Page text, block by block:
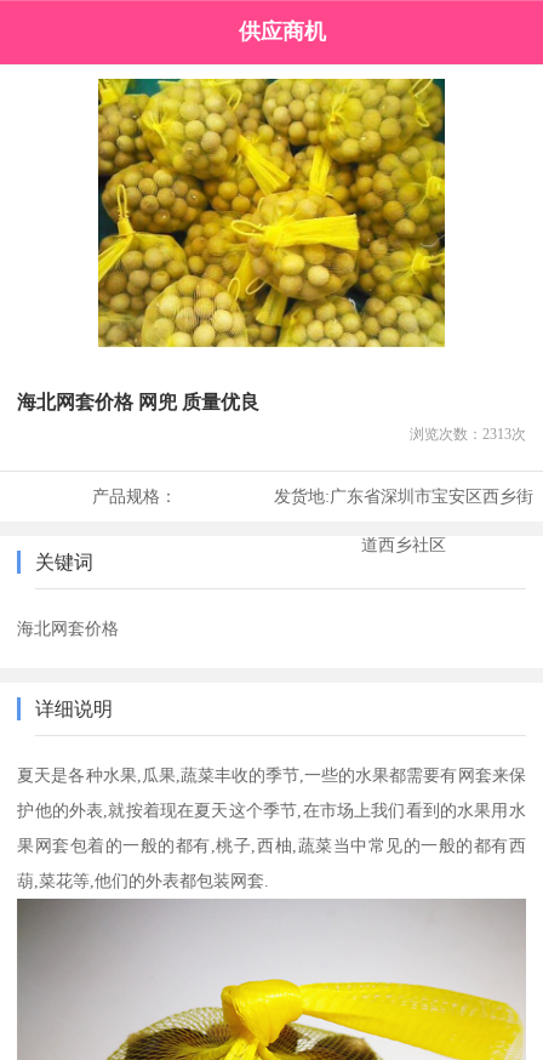
供应商机
海北网套价格 网兜 质量优良
浏览次数： 2313次
产品规格： 发货地:广东省深圳市宝安区西乡街
道西乡社区
关键词
海北网套价格
详细说明
夏天是各种水果,瓜果,蔬菜丰收的季节,一些的水果都需要有网套来保
护他的外表,就按着现在夏天这个季节,在市场上我们看到的水果用水
果网套包着的一般的都有,桃子,西柚,蔬菜当中常见的一般的都有西
葫,菜花等,他们的外表都包装网套.